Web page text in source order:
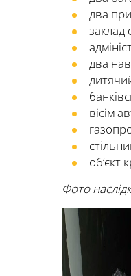
два
заклад
два
вісім
об’єкт
Фото